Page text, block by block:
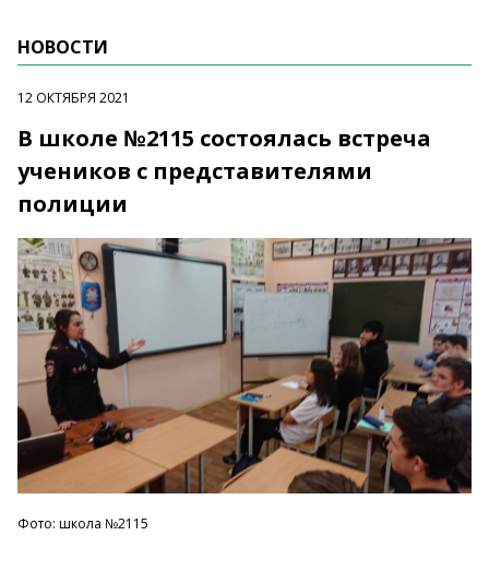
НОВОСТИ
12 ОКТЯБРЯ 2021
В школе №2115 состоялась встреча
учеников с представителями
полиции
Фото: школа №2115